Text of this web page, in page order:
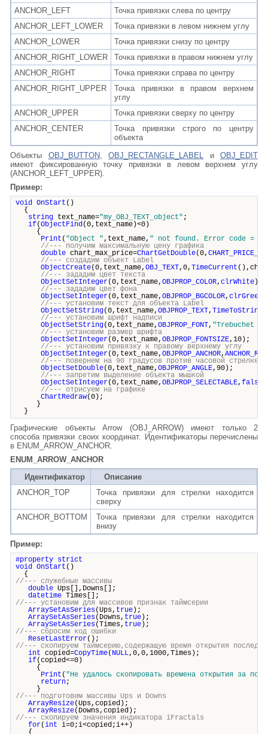
ANCHOR_LEFT
Точка привязки слева по центру
ANCHOR_LEFT_LOWER
Точка привязки в левом нижнем углу
ANCHOR_LOWER
Точка привязки снизу по центру
ANCHOR_RIGHT_LOWER
Точка привязки в правом нижнем углу
ANCHOR_RIGHT
Точка привязки справа по центру
ANCHOR_RIGHT_UPPER
Точка привязки в правом верхнем
углу
ANCHOR_UPPER
Точка привязки сверху по центру
ANCHOR_CENTER
Точка привязки строго по центру
объекта
Объекты OBJ_BUTTON, OBJ_RECTANGLE_LABEL и OBJ_EDIT
имеют фиксированную точку привязки в левом верхнем углу
(ANCHOR_LEFT_UPPER).
Пример:
void OnStart ()
{
string text_name="my_OBJ_TEXT_object" ;
if(ObjectFind (0,text_name)<0)
{
Print ( "Object " ,text_name, " not found. Error code = "
//--- получим максимальную цену графика
double chart_max_price=ChartGetDouble(0,
//--- создадим объект Label
ObjectCreate(0,text_name, OBJ_TEXT,0, TimeCurrent
//--- зададим цвет текста
ObjectSetInteger(0,text_name, OBJPROP_COLOR, clrWhite);
//--- зададим цвет фона
ObjectSetInteger(0,text_name, OBJPROP_BGCOLOR, clrGreen
//--- установим текст для объекта Label
ObjectSetString(0,text_name, OBJPROP_TEXT, TimeToString
//--- установим шрифт надписи
ObjectSetString(0,text_name, OBJPROP_FONT, "Trebuchet
//--- установим размер шрифта
ObjectSetInteger(0,text_name, OBJPROP_FONTSIZE,10);
//--- установим привязку к правому верхнему углу
ObjectSetInteger(0,text_name, OBJPROP_ANCHOR,
//--- повернем на 90 градусов против часовой стрелке
ObjectSetDouble(0,text_name, OBJPROP_ANGLE,90);
//--- запретим выделение объекта мышкой
ObjectSetInteger(0,text_name, OBJPROP_SELECTABLE, false
//--- отрисуем на графике
ChartRedraw(0);
}
}
Графические объекты Arrow (OBJ_ARROW) имеют только 2
способа привязки своих координат. Идентификаторы перечислены
в ENUM_ARROW_ANCHOR.
ENUM_ARROW_ANCHOR
Идентификатор
Описание
ANCHOR_TOP
Точка привязки для стрелки находится
сверху
ANCHOR_BOTTOM
Точка привязки для стрелки находится
внизу
Пример:
#property strict
void OnStart ()
{
//--- служебные массивы
double Ups[],Downs[];
datetime Times[];
//--- установим для массивов признак таймсерии
ArraySetAsSeries(Ups, true);
ArraySetAsSeries(Downs, true);
ArraySetAsSeries(Times, true);
//--- сбросим код ошибки
ResetLastError();
//--- скопируем таймсерию,содержащую время открытия
int copied=CopyTime( NULL,0,0,1000,Times);
if(copied<=0)
{
Print ( "Не удалось скопировать времена открытия за
return;
}
//--- подготовим массивы Ups и Downs
ArrayResize(Ups,copied);
ArrayResize(Downs,copied);
//--- скопируем значения индикатора iFractals
for(int i=0;i<copied;i++)
{